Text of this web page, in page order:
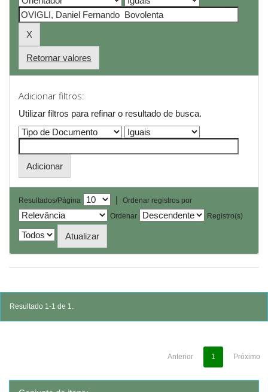
Retornar valores
Adicionar filtros:
Utilizar filtros para refinar o resultado de busca.
Resultados/Página |
Ordenar registros por
Ordenar
Registro(s)
Resultado 1-1 de 1.
Anterior 1 Próximo